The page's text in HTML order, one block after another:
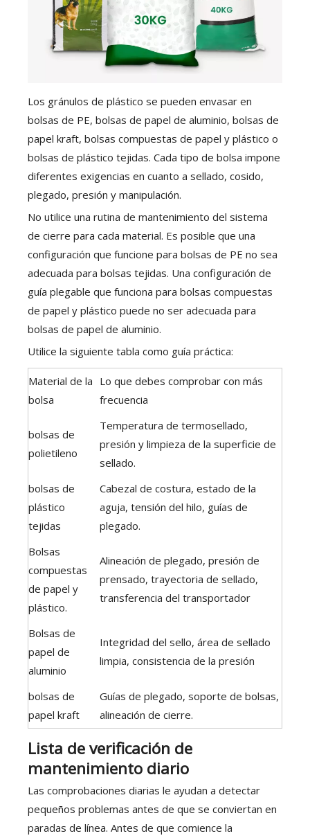
Los gránulos de plástico se pueden envasar en
bolsas de PE, bolsas de papel de aluminio, bolsas de
papel kraft, bolsas compuestas de papel y plástico o
bolsas de plástico tejidas. Cada tipo de bolsa impone
diferentes exigencias en cuanto a sellado, cosido,
plegado, presión y manipulación.
No utilice una rutina de mantenimiento del sistema
de cierre para cada material. Es posible que una
configuración que funcione para bolsas de PE no sea
adecuada para bolsas tejidas. Una configuración de
guía plegable que funciona para bolsas compuestas
de papel y plástico puede no ser adecuada para
bolsas de papel de aluminio.
Utilice la siguiente tabla como guía práctica:
Material de la
bolsa
Lo que debes comprobar con más
frecuencia
bolsas de
polietileno
Temperatura de termosellado,
presión y limpieza de la superficie de
sellado.
bolsas de
plástico
tejidas
Cabezal de costura, estado de la
aguja, tensión del hilo, guías de
plegado.
Bolsas
compuestas
de papel y
plástico.
Alineación de plegado, presión de
prensado, trayectoria de sellado,
transferencia del transportador
Bolsas de
papel de
aluminio
Integridad del sello, área de sellado
limpia, consistencia de la presión
bolsas de
papel kraft
Guías de plegado, soporte de bolsas,
alineación de cierre.
Lista de verificación de
mantenimiento diario
Las comprobaciones diarias le ayudan a detectar
pequeños problemas antes de que se conviertan en
paradas de línea. Antes de que comience la